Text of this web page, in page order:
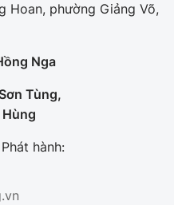
Hoan, phường Giảng Võ,
Nga
Tùng,
hành: